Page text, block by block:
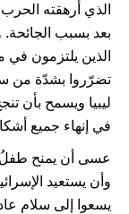
الذي أرهقته
بعد بسبب
الذين يلتزمون في
تضرّروا بشدّة من
ليبيا ويسمح بأن
في إنهاء جميع
عسى أن يمنح طفلُ
وأن يستعيد
يسعوا إلى سلام